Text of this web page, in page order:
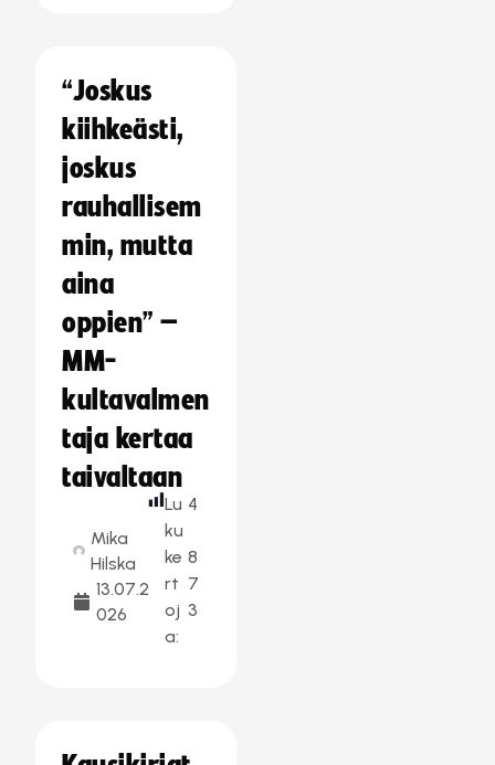
“Joskus
kiihkeästi,
joskus
rauhallisem
min, mutta
aina
oppien” –
MM-
kultavalmen
taja kertaa
taivaltaan
Mika
Hilska
13.07.2
026
Lu
ku
ke
rt
oj
a:
4
8
7
3